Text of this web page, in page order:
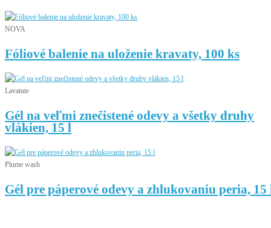
NOVA
Fóliové balenie na uloženie kravaty, 100 ks
Lavatute
Gél na veľmi znečistené odevy a všetky druhy
vlákien, 15 l
Plume wash
Gél pre páperové odevy a zhlukovaniu peria, 15